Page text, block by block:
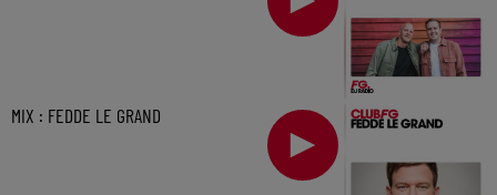
MIX : FEDDE LE GRAND